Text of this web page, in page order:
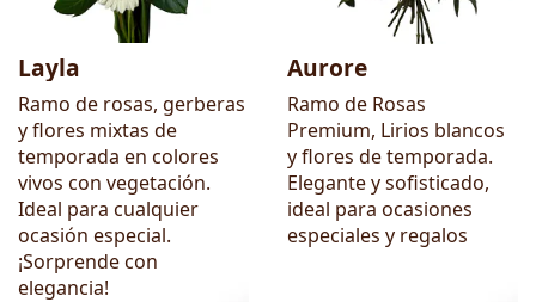
Layla
Ramo de rosas, gerberas
y flores mixtas de
temporada en colores
vivos con vegetación.
Ideal para cualquier
ocasión especial.
¡Sorprende con
elegancia!
Aurore
Ramo de Rosas
Premium, Lirios blancos
y flores de temporada.
Elegante y sofisticado,
ideal para ocasiones
especiales y regalos